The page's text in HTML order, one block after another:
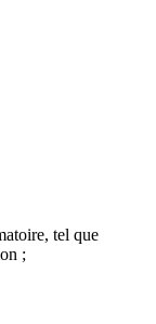
tel que
;